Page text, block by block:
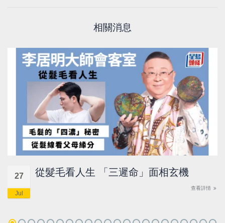
相關消息
27
Jul
從髮毛看人生 「三遲命」面相玄機
查看詳情